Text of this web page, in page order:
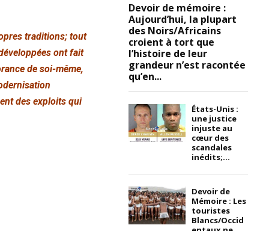
traditions; tout
ont fait
de soi-même,
des exploits qui
Devoir de mémoire :
Aujourd’hui, la plupart
des Noirs/Africains
croient à tort que
l’histoire de leur
grandeur n’est racontée
qu’en...
États-Unis :
une justice
injuste au
cœur des
scandales
inédits;...
Devoir de
Mémoire : Les
touristes
Blancs/Occid